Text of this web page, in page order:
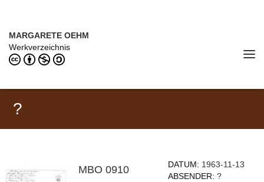
MARGARETE OEHM
Werkverzeichnis
?
MBO 0910 DATUM: 1963-11-13
ABSENDER:?